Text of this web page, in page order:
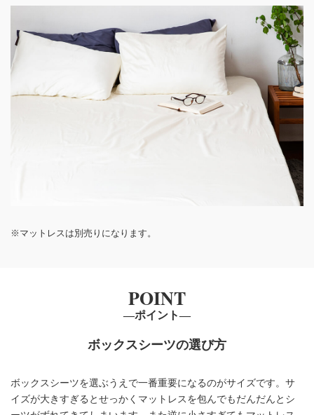
※マットレスは別売りになります。
POINT
―ポイント―
ボックスシーツの選び方
ボックスシーツを選ぶうえで一番重要になるのがサイズです。 サ
イズが大きすぎるとせっかくマットレスを包んでもだんだんとシ